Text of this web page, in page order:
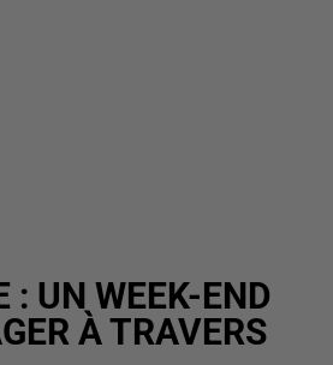
: UN WEEK-END
À TRAVERS